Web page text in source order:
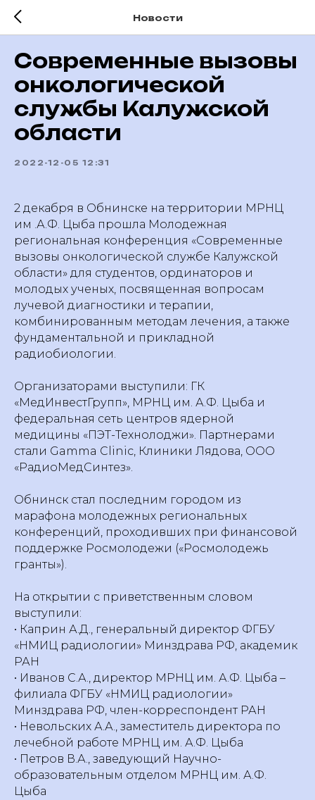
Новости
Современные вызовы
онкологической
службы Калужской
области
2022-12-05 12:31
2 декабря в Обнинске на территории МРНЦ
им .А.Ф. Цыба прошла Молодежная
региональная конференция «Современные
вызовы онкологической службе Калужской
области» для студентов, ординаторов и
молодых ученых, посвященная вопросам
лучевой диагностики и терапии,
комбинированным методам лечения, а также
фундаментальной и прикладной
радиобиологии.
Организаторами выступили: ГК
«МедИнвестГрупп», МРНЦ им. А.Ф. Цыба и
федеральная сеть центров ядерной
медицины «ПЭТ-Технолоджи». Партнерами
стали Gamma Clinic, Клиники Лядова, ООО
«РадиоМедСинтез».
Обнинск стал последним городом из
марафона молодежных региональных
конференций, проходивших при финансовой
поддержке Росмолодежи («Росмолодежь
гранты»).
На открытии с приветственным словом
выступили:
• Каприн А.Д., генеральный директор ФГБУ
«НМИЦ радиологии» Минздрава РФ, академик
РАН
• Иванов С.А., директор МРНЦ им. А.Ф. Цыба –
филиала ФГБУ «НМИЦ радиологии»
Минздрава РФ, член-корреспондент РАН
• Невольских А.А., заместитель директора по
лечебной работе МРНЦ им. А.Ф. Цыба
• Петров В.А., заведующий Научно-
образовательным отделом МРНЦ им. А.Ф.
Цыба